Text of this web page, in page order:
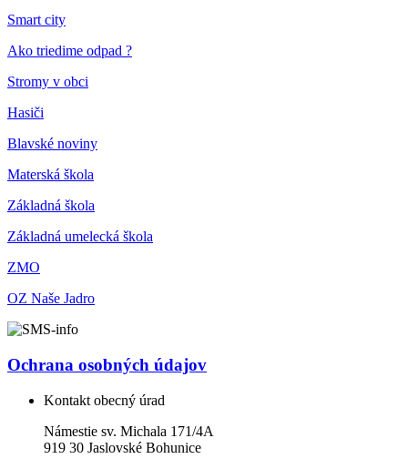
Smart city
Ako triedime odpad ?
Stromy v obci
Hasiči
Blavské noviny
Materská škola
Základná škola
Základná umelecká škola
ZMO
OZ Naše Jadro
Ochrana osobných údajov
Kontakt obecný úrad
Námestie sv. Michala 171/4A
919 30 Jaslovské Bohunice